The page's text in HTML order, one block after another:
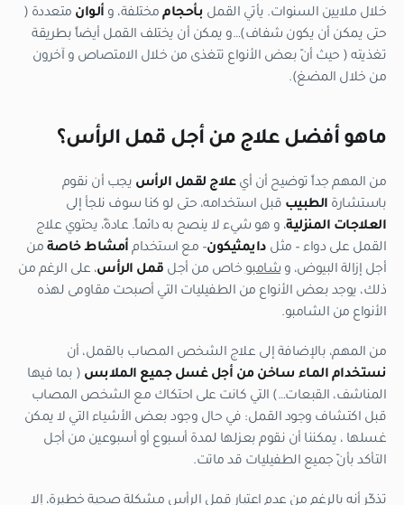
خلال ملايين السنوات. يأتي القمل بأحجام مختلفة، و ألوان متعددة (
حتى يمكن أن يكون شفاف)…و يمكن أن يختلف القمل أيضاً بطريقة
تغذيته ( حيث أنّ بعض الأنواع تتغذى من خلال الامتصاص و آخرون
من خلال المضغ).
ماهو أفضل علاج من أجل قمل الرأس؟
من المهم جداً توضيح أن أيعلاج لقمل الرأس يجب أن نقوم
باستشارة الطبيب قبل استخدامه، حتى لو كنا سوف نلجأ إلى
العلاجات المنزلية، و هو شيء لا ينصح به دائماً. عادةً، يحتوي علاج
القمل على دواء – مثل دايمثيكون– مع استخدام أمشاط خاصة من
أجل إزالة البيوض، و شامبوخاص من أجل قمل الرأس، على الرغم من
ذلك، يوجد بعض الأنواع من الطفيليات التي أصبحت مقاومى لهذه
الأنواع من الشامبو.
من المهم، بالإضافة إلى علاج الشخص المصاب بالقمل، أن
نستخدام الماء ساخن من أجل غسل جميع الملابس ( بما فيها
المناشف، القبعات…) التي كانت على احتكاك مع الشخص المصاب
قبل اكتشاف وجود القمل: في حال وجود بعض الأشياء التي لا يمكن
غسلها ، يمكننا أن نقوم بعزلها لمدة أسبوع أو أسبوعين من أجل
التأكد بأنّ جميع الطفيليات قد ماتت.
تذكّر أنه بالرغم من عدم اعتبار قمل الرأس مشكلة صحية خطيرة، إلا